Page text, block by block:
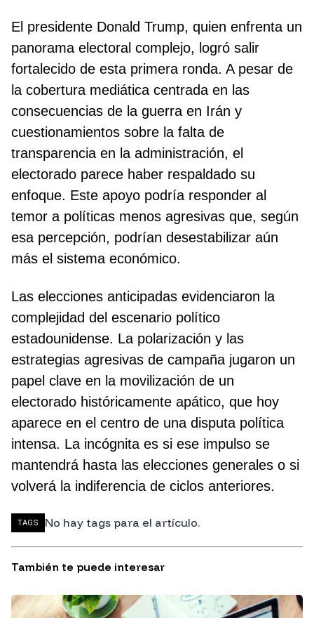
El presidente Donald Trump, quien enfrenta un
panorama electoral complejo, logró salir
fortalecido de esta primera ronda. A pesar de
la cobertura mediática centrada en las
consecuencias de la guerra en Irán y
cuestionamientos sobre la falta de
transparencia en la administración, el
electorado parece haber respaldado su
enfoque. Este apoyo podría responder al
temor a políticas menos agresivas que, según
esa percepción, podrían desestabilizar aún
más el sistema económico.
Las elecciones anticipadas evidenciaron la
complejidad del escenario político
estadounidense. La polarización y las
estrategias agresivas de campaña jugaron un
papel clave en la movilización de un
electorado históricamente apático, que hoy
aparece en el centro de una disputa política
intensa. La incógnita es si ese impulso se
mantendrá hasta las elecciones generales o si
volverá la indiferencia de ciclos anteriores.
TAGS No hay tags para el artículo.
También te puede interesar